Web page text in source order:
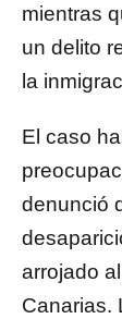
mientras
un delito
la
El caso
denunció
arrojado
Canarias.